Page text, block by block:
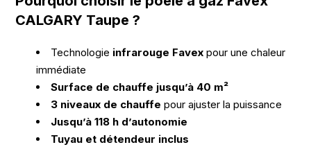
CALGARY Taupe ?
Technologie infrarouge Favex pour une chaleur
immédiate
Surface de chauffe jusqu’à 40 m²
3 niveaux de chauffe pour ajuster la puissance
Jusqu’à 118 h d’autonomie
Tuyau et détendeur inclus